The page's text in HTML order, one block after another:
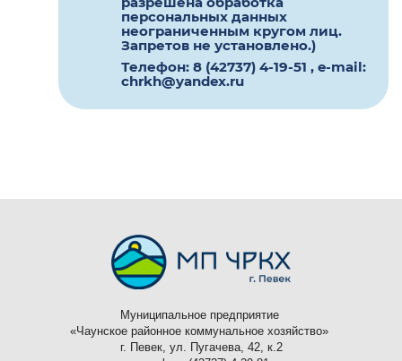
персональных данных
неограниченным кругом лиц.
Запретов не установлено.)
Телефон: 8 (42737) 4-19-51 , e-mail:
chrkh@yandex.ru
Муниципальное предприятие
«Чаунское районное коммунальное хозяйство»
г. Певек, ул. Пугачева, 42, к.2